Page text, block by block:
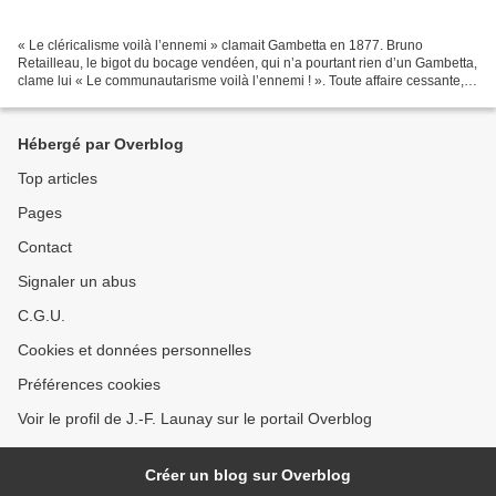
« Le cléricalisme voilà l’ennemi » clamait Gambetta en 1877. Bruno
Retailleau, le bigot du bocage vendéen, qui n’a pourtant rien d’un Gambetta,
clame lui « Le communautarisme voilà l’ennemi ! ». Toute affaire cessante, il
Hébergé par Overblog
Top articles
Pages
Contact
Signaler un abus
C.G.U.
Cookies et données personnelles
Préférences cookies
Voir le profil de J.-F. Launay sur le portail Overblog
Créer un blog sur Overblog